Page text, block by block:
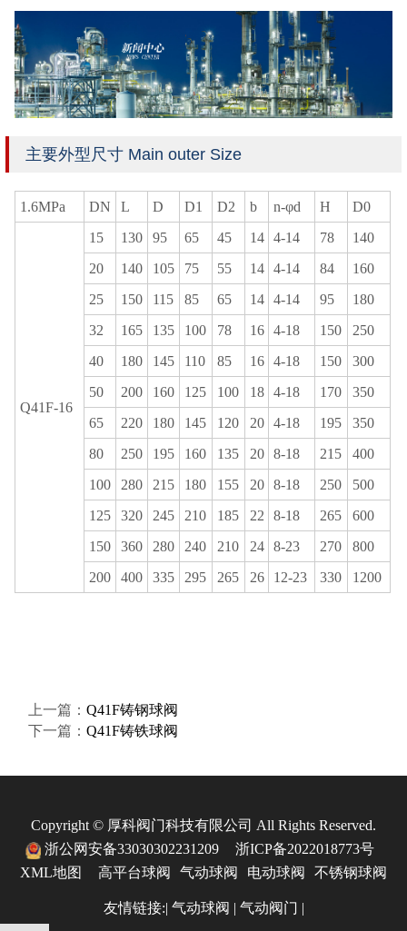
主要外型尺寸 Main outer Size
1.6MPa DN L D D1 D2 b n-φd H D0
Q41F-16
15 130 95 65 45 14 4-14 78
140
20
140 105 75 55 14 4-14 84
160
25
150 115 85 65 14 4-14 95
180
32
165 135 100 78 16 4-18 150
250
40
180 145 110 85 16 4-18 150
300
50
200 160 125 100 18 4-18 170
350
65
220 180 145 120 20 4-18 195
350
80
250 195 160 135 20 8-18 215
400
100
280 215 180 155 20 8-18 250
500
125
320 245 210 185 22 8-18 265
600
150
360 280 240 210 24 8-23 270
800
200
400 335 295 265 26 12-23 330 1200
上一篇：Q41F铸钢球阀
下一篇：Q41F铸铁球阀
Copyright © 厚科阀门科技有限公司 All Rights Reserved.
浙公网安备33030302231209
浙ICP备2022018773号
XML地图
高平台球阀 气动球阀 电动球阀 不锈钢球阀
友情链接:| 气动球阀 | 气动阀门 |